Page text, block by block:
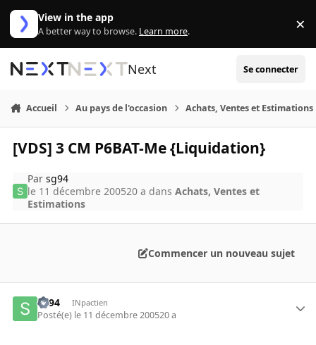
Aller au contenu
View in the app
A better way to browse. Learn more. ×
Next Se connecter
Accueil Au pays de l'occasion Achats, Ventes et Estimations
[VDS] 3 CM P6BAT-Me {Liquidation}
Parsg94
le 11 décembre 200520 a dansAchats, Ventes et
Estimations
Commencer un nouveau sujet
sg94 INpactien
Posté(e) le 11 décembre 200520 a